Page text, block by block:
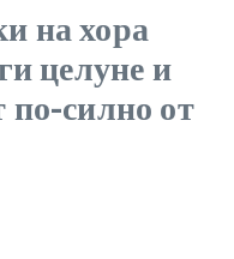
на хора
целуне и
по-силно от